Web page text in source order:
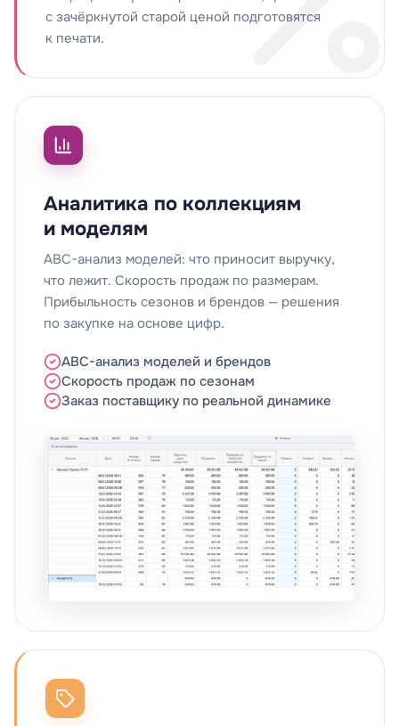
с зачёркнутой старой ценой подготовятся
к печати.
Аналитика по коллекциям
и моделям
ABC-анализ моделей: что приносит выручку,
что лежит. Скорость продаж по размерам.
Прибыльность сезонов и брендов — решения
по закупке на основе цифр.
ABC-анализ моделей и брендов
Скорость продаж по сезонам
Заказ поставщику по реальной динамике